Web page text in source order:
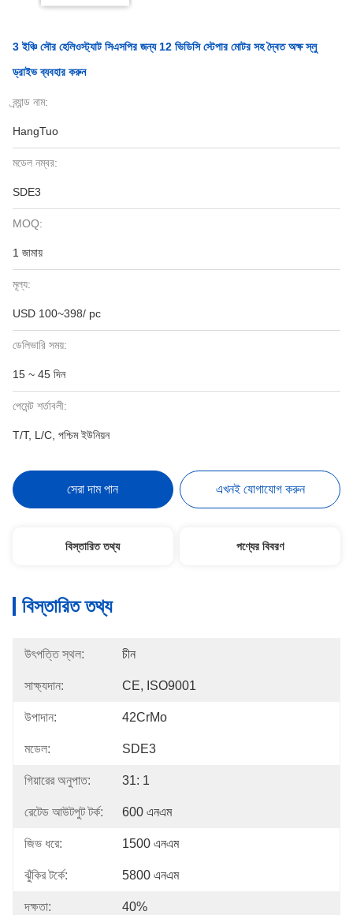
3 ইঞ্চি সৌর হেলিওস্ট্যাট সিএসপির জন্য 12 ভিডিসি স্টেপার মোটর সহ দ্বৈত অক্ষ স্লু
ড্রাইভ ব্যবহার করুন
ব্র্যান্ড নাম:
HangTuo
মডেল নম্বর:
SDE3
MOQ:
1 জামায়
মূল্য:
USD 100~398/ pc
ডেলিভারি সময়:
15 ~ 45 দিন
পেমেন্ট শর্তাবলী:
T/T, L/C, পশ্চিম ইউনিয়ন
সেরা দাম পান এখনই যোগাযোগ করুন
বিস্তারিত তথ্য পণ্যের বিবরণ
বিস্তারিত তথ্য
উৎপত্তি স্থল: চীন
সাক্ষ্যদান: CE, ISO9001
উপাদান: 42CrMo
মডেল: SDE3
গিয়ারের অনুপাত: 31: 1
রেটেড আউটপুট টর্ক: 600 এনএম
জিভ ধরে: 1500 এনএম
ঝুঁকির টর্কে: 5800 এনএম
দক্ষতা: 40%